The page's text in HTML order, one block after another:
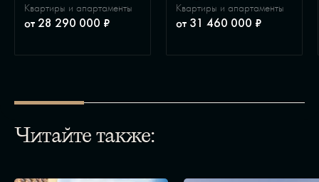
Квартиры и апартаменты
от 28 290 000 ₽
Квартиры и апартаменты
от 31 460 000 ₽
Читайте также: